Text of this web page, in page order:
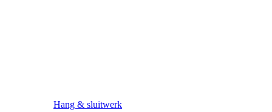
Hang & sluitwerk